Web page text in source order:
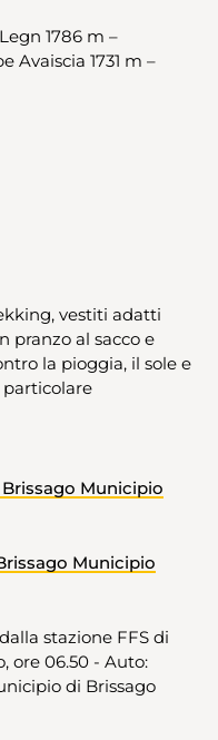
1786 m –
Avaiscia 1731 m –
vestiti adatti
pranzo al sacco e
la pioggia, il sole e
particolare
Brissago Municipio
Brissago Municipio
stazione FFS di
ore 06.50 - Auto:
di Brissago